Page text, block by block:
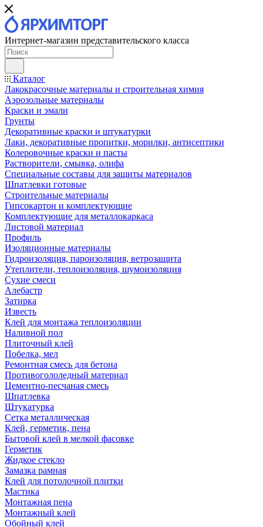
Интернет-магазин представительского класса
Каталог
Лакокрасочные материалы и строительная химия
Аэрозольные материалы
Краски и эмали
Грунты
Декоративные краски и штукатурки
Лаки, декоративные пропитки, морилки, антисептики
Колеровочные краски и пасты
Растворители, смывка, олифа
Специальные составы для защиты материалов
Шпатлевки готовые
Строительные материалы
Гипсокартон и комплектующие
Комплектующие для металлокаркаса
Листовой материал
Профиль
Изоляционные материалы
Гидроизоляция, пароизоляция, ветрозащита
Утеплители, теплоизоляция, шумоизоляция
Сухие смеси
Алебастр
Затирка
Известь
Клей для монтажа теплоизоляции
Наливной пол
Плиточный клей
Побелка, мел
Ремонтная смесь для бетона
Противогололедный материал
Цементно-песчаная смесь
Шпатлевка
Штукатурка
Сетка металлическая
Клей, герметик, пена
Бытовой клей в мелкой фасовке
Герметик
Жидкое стекло
Замазка рамная
Клей для потолочной плитки
Мастика
Монтажная пена
Монтажный клей
Обойный клей